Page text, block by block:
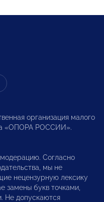
организация малого
«ОПОРА РОССИИ».
Согласно
мы не
нецензурную лексику
замены букв точками,
Не допускаются